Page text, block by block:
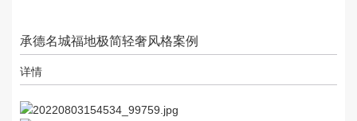
承德名城福地极简轻奢风格案例
详情